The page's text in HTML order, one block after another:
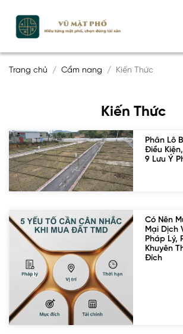
Trang chủ Cẩm nang Kiến Thức
Kiến Thức
Phân Lô
Điều
9 Lưu Ý
Có Nên
Mại Dịch
Pháp Lý,
Khuyên
Đích